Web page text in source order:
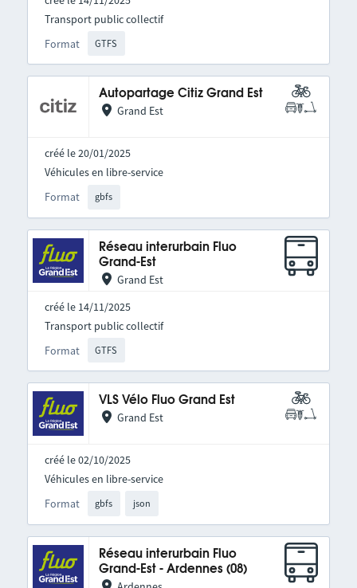
Format GTFS
Transport public collectif
Autopartage Citiz Grand Est
Grand Est
créé le 20/01/2025
Format gbfs
Véhicules en libre-service
Réseau interurbain Fluo
Grand-Est
Grand Est
créé le 14/11/2025
Format GTFS
Transport public collectif
VLS Vélo Fluo Grand Est
Grand Est
créé le 02/10/2025
Format gbfs json
Véhicules en libre-service
Réseau interurbain Fluo
Grand-Est - Ardennes (08)